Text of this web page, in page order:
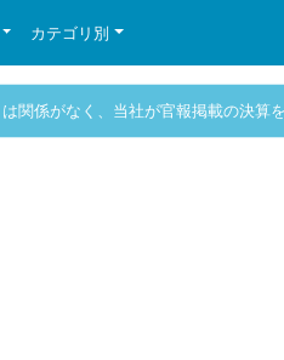
カテゴリ別
関係がなく、当社が官報掲載の決算